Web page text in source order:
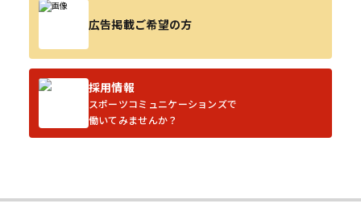
広告掲載ご希望の方
採用情報
スポーツコミュニケーションズで
働いてみませんか？